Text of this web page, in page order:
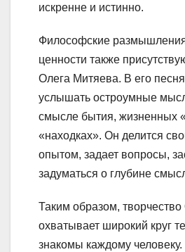
искренне и истинно.
Философские
ценности также
Олега Митяева. В его
услышать остроумные
смысле бытия, жизненных
«находках». Он делится
опытом, задает вопросы,
задуматься о глубине
Таким образом,
охватывает широкий круг
знакомы каждому человеку.